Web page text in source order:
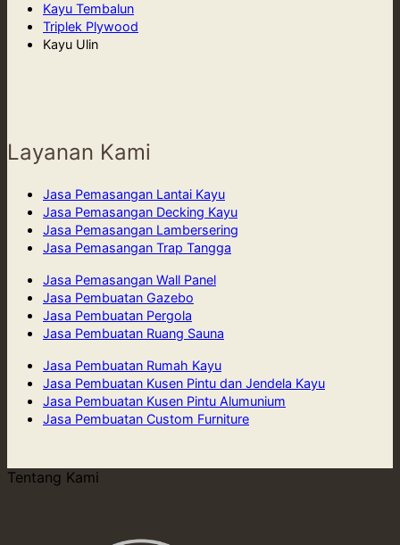
Kayu Tembalun
Triplek Plywood
Kayu Ulin
Layanan Kami
Jasa Pemasangan Lantai Kayu
Jasa Pemasangan Decking Kayu
Jasa Pemasangan Lambersering
Jasa Pemasangan Trap Tangga
Jasa Pemasangan Wall Panel
Jasa Pembuatan Gazebo
Jasa Pembuatan Pergola
Jasa Pembuatan Ruang Sauna
Jasa Pembuatan Rumah Kayu
Jasa Pembuatan Kusen Pintu dan Jendela Kayu
Jasa Pembuatan Kusen Pintu Alumunium
Jasa Pembuatan Custom Furniture
Tentang Kami